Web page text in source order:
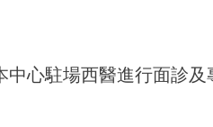
心駐場西醫進行面診及